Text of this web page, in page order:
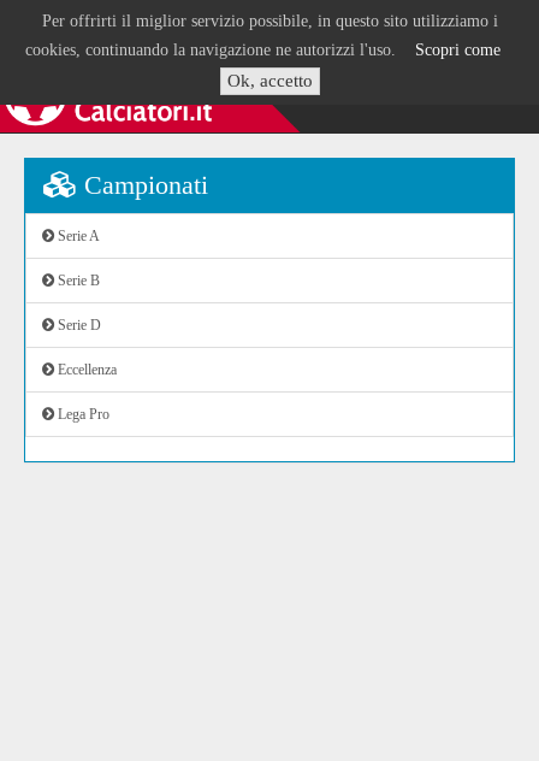
Per offrirti il miglior servizio possibile, in questo sito utilizziamo i
cookies, continuando la navigazione ne autorizzi l'uso. Scopri come
Ok, accetto
Campionati
Serie A
Serie B
Serie D
Eccellenza
Lega Pro